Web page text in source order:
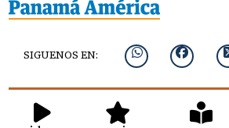
SIGUENOS EN: